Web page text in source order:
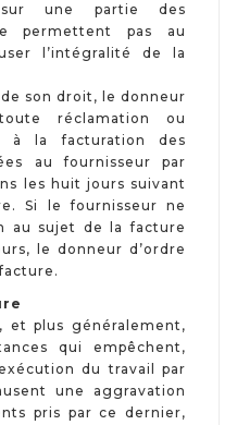
une partie des
permettent pas au
l’intégralité de la
son droit, le donneur
réclamation ou
à la facturation des
au fournisseur par
les huit jours suivant
Si le fournisseur ne
au sujet de la facture
le donneur d’ordre
et plus généralement,
qui empêchent,
du travail par
une aggravation
pris par ce dernier,